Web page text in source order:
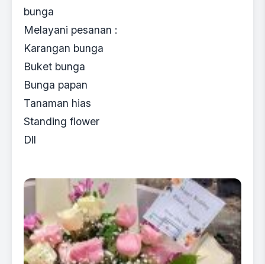
bunga
Melayani pesanan :
Karangan bunga
Buket bunga
Bunga papan
Tanaman hias
Standing flower
Dll